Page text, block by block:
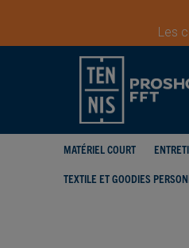
Les
MATÉRIEL COURT
TEXTILE ET GOODIES